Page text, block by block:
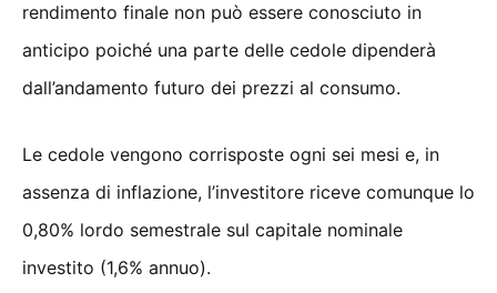
rendimento finale non può essere conosciuto in
anticipo poiché una parte delle cedole dipenderà
dall’andamento futuro dei prezzi al consumo.
Le cedole vengono corrisposte ogni sei mesi e, in
assenza di inflazione, l’investitore riceve comunque lo
0,80% lordo semestrale sul capitale nominale
investito (1,6% annuo).